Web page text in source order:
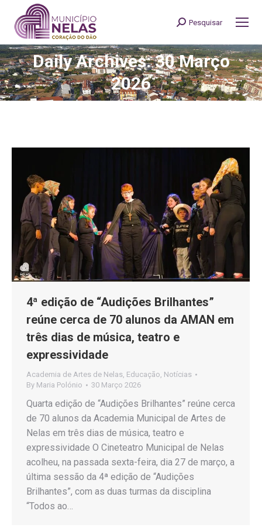
Search:
Pesquisar
Daily Archives: 30 Março
2026
You are here:
4ª edição de “Audições Brilhantes”
reúne cerca de 70 alunos da AMAN em
três dias de música, teatro e
expressividade
Academia de Artes de Nelas, Educação, Notícias
By Maria Polónio 30 Março 2026
Quarta edição de “Audições Brilhantes” reúne cerca
de 70 alunos da Academia Municipal de Artes de
Nelas em três dias de música, teatro e
expressividade O Cineteatro Municipal de Nelas
acolheu, na passada sexta-feira, dia 27 de março, a
última sessão da 4ª edição de “Audições
Brilhantes”, com as duas turmas da disciplina
“Todos ao…